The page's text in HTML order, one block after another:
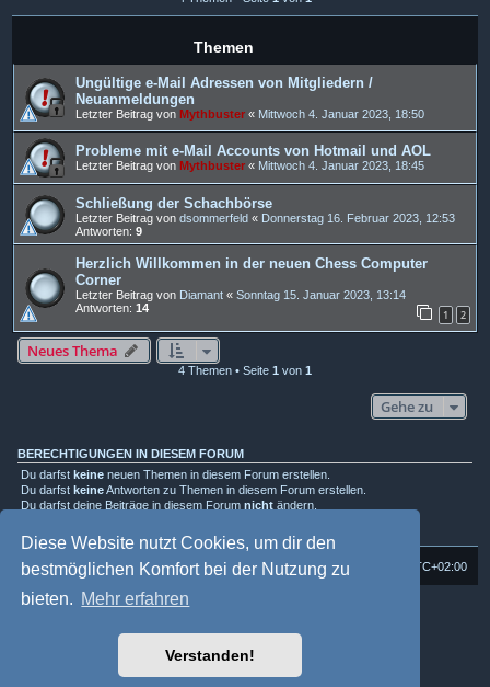
Diese Website nutzt Cookies, um dir den
bestmöglichen Komfort bei der Nutzung zu
bieten. Mehr erfahren
Verstanden!
Themen
Ungültige e-Mail Adressen von Mitgliedern /
Neuanmeldungen
Letzter Beitrag von Mythbuster « Mittwoch 4. Januar 2023, 18:50
Probleme mit e-Mail Accounts von Hotmail und AOL
Letzter Beitrag von Mythbuster « Mittwoch 4. Januar 2023, 18:45
Schließung der Schachbörse
Letzter Beitrag von dsommerfeld « Donnerstag 16. Februar 2023, 12:53
Antworten: 9
Herzlich Willkommen in der neuen Chess Computer
Corner
Letzter Beitrag von Diamant « Sonntag 15. Januar 2023, 13:14
Antworten: 14 1 2
Neues Thema
4 Themen • Seite 1 von 1
Gehe zu
BERECHTIGUNGEN IN DIESEM FORUM
Du darfst keine neuen Themen in diesem Forum erstellen.
Du darfst keineAntworten zu Themen in diesem Forum erstellen.
Du darfst deine Beiträge in diesem Forum nicht ändern.
Du darfstkeine Dateianhänge in diesem Forum erstellen.
Foren-Übersicht Alle Zeiten sind UTC+02:00
Alle Cookies löschen
Powered byphpBB
Style: Multi Design by Joyce&Luna
phpBB-Style-Design
phpBB Two Factor Authentication ©
Datenschutz|Nutzungsbedingungen